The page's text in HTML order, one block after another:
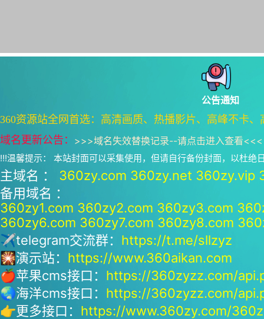
公告通知
360资源站全网首选：高清画质、热播影片、高峰不卡
域名更新公告： >>>域名失效替换记录--请点击进入查看<<<
!!!温馨提示： 本站封面可以采集使用，但请自行备份封面，以杜绝
主域名 ： 360zy.com 360zy.net 360zy.vip
备用域名 ：
360zy1.com 360zy2.com 360zy3.com
360zy6.com 360zy7.com 360zy8.com
✈telegram交流群： https://t.me/sllzyz
🎇演示站： https://www.360aikan.com
🍎苹果cms接口： https://360zyzz.com/
🌏海洋cms接口： https://360zyzz.com/
👉更多接口： https://www.360zy.com/